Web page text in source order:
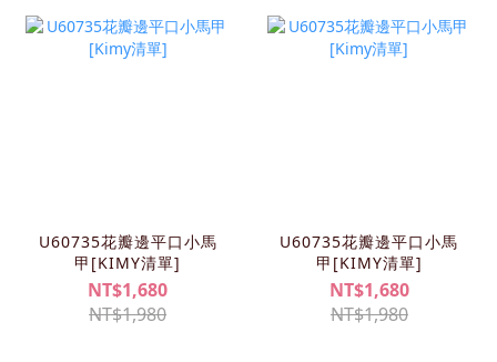
U60735花瓣邊平口小馬
甲[KIMY清單]
NT$1,680
NT$1,980
U60735花瓣邊平口小馬
甲[KIMY清單]
NT$1,680
NT$1,980